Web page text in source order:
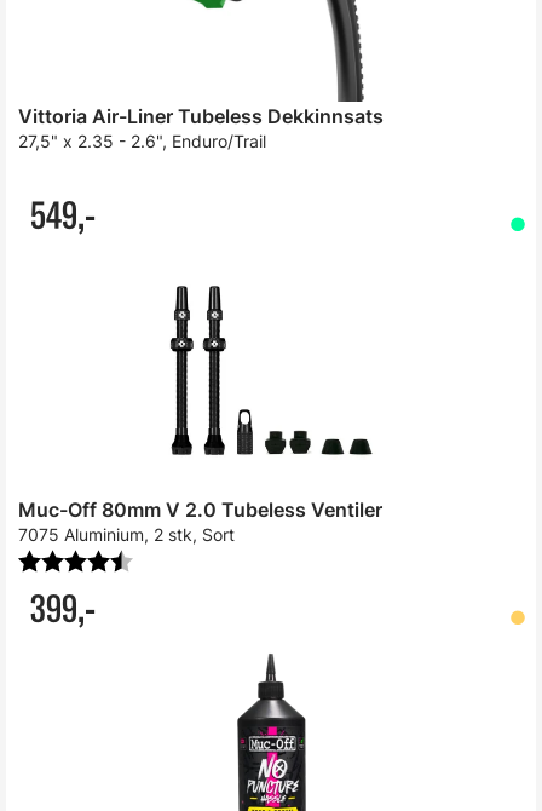
Vittoria Air-Liner Tubeless Dekkinnsats
27,5" x 2.35 - 2.6", Enduro/Trail
549,-
Muc-Off 80mm V 2.0 Tubeless Ventiler
7075 Aluminium, 2 stk, Sort
399,-
Karakter: